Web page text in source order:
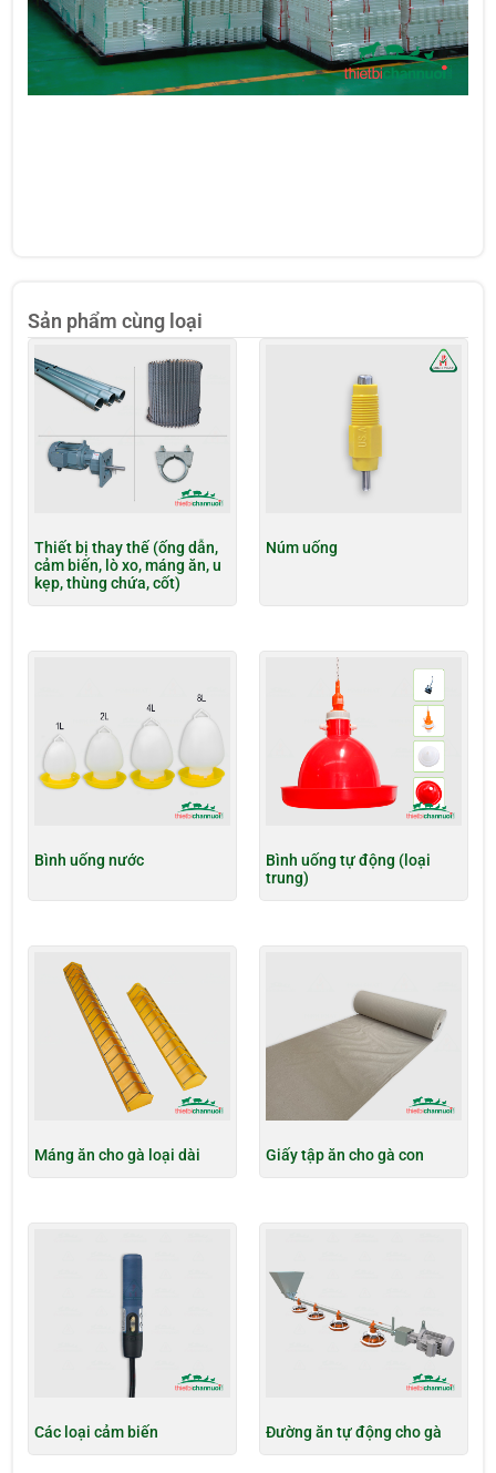
Sản phẩm cùng loại
Thiết bị thay thế (ống dẫn,
cảm biến, lò xo, máng ăn, u
kẹp, thùng chứa, cốt)
Núm uống
Bình uống nước
Bình uống tự động (loại
trung)
Máng ăn cho gà loại dài Giấy tập ăn cho gà con
Các loại cảm biến Đường ăn tự động cho gà